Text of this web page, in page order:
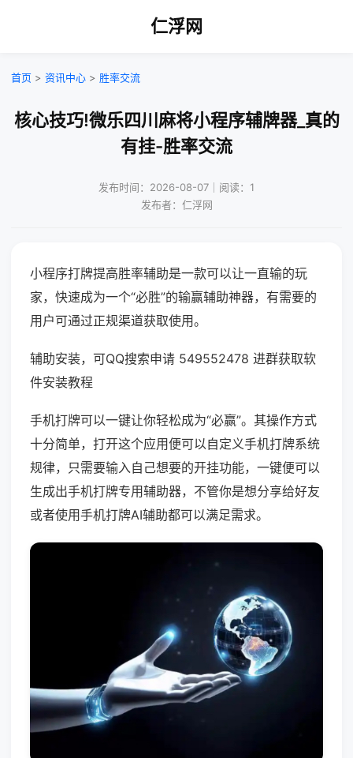
仁浮网
首页 > 资讯中心 > 胜率交流
核心技巧!微乐四川麻将小程序辅牌器_真的
有挂-胜率交流
发布时间：2026-08-07｜阅读：1
发布者：仁浮网
小程序打牌提高胜率辅助是一款可以让一直输的玩
家，快速成为一个“必胜”的输赢辅助神器，有需要的
用户可通过正规渠道获取使用。
辅助安装，可QQ搜索申请 549552478 进群获取软
件安装教程
手机打牌可以一键让你轻松成为“必赢”。其操作方式
十分简单，打开这个应用便可以自定义手机打牌系统
规律，只需要输入自己想要的开挂功能，一键便可以
生成出手机打牌专用辅助器，不管你是想分享给好友
或者使用手机打牌AI辅助都可以满足需求。